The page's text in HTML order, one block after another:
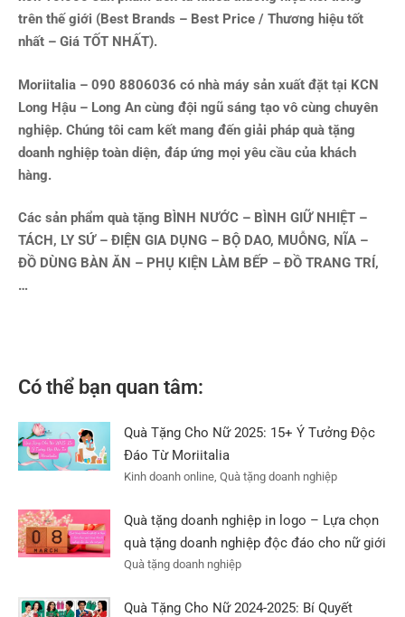
trên thế giới (Best Brands – Best Price / Thương hiệu tốt
nhất – Giá TỐT NHẤT).
Moriitalia – 090 8806036 có nhà máy sản xuất đặt tại KCN
Long Hậu – Long An cùng đội ngũ sáng tạo vô cùng chuyên
nghiệp. Chúng tôi cam kết mang đến giải pháp quà tặng
doanh nghiệp toàn diện, đáp ứng mọi yêu cầu của khách
hàng.
Các sản phẩm quà tặng BÌNH NƯỚC – BÌNH GIỮ NHIỆT –
TÁCH, LY SỨ – ĐIỆN GIA DỤNG – BỘ DAO, MUỖNG, NĨA –
ĐỒ DÙNG BÀN ĂN – PHỤ KIỆN LÀM BẾP – ĐỒ TRANG TRÍ,
…
Có thể bạn quan tâm:
Quà Tặng Cho Nữ 2025: 15+ Ý Tưởng Độc
Đáo Từ Moriitalia
Kinh doanh online, Quà tặng doanh nghiệp
Quà tặng doanh nghiệp in logo – Lựa chọn
quà tặng doanh nghiệp độc đáo cho nữ giới
Quà tặng doanh nghiệp
Quà Tặng Cho Nữ 2024-2025: Bí Quyết